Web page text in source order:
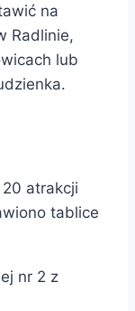
na
Radlinie,
lub
atrakcji
tablice
nr 2 z